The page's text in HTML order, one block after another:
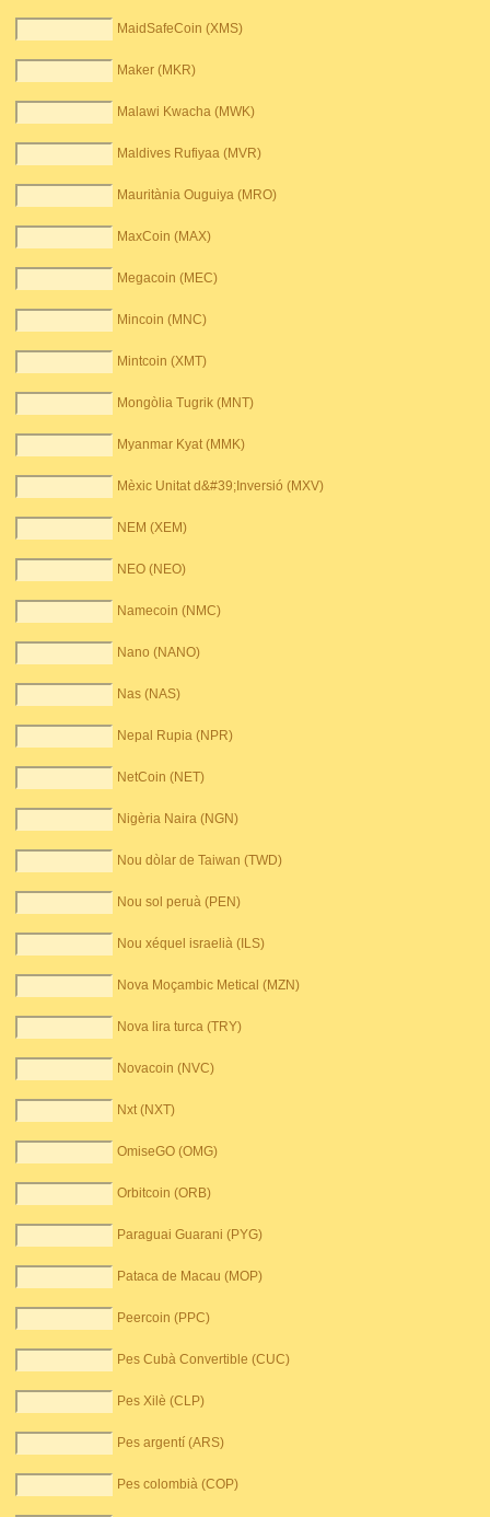
MaidSafeCoin (XMS)
Maker (MKR)
Malawi Kwacha (MWK)
Maldives Rufiyaa (MVR)
Mauritània Ouguiya (MRO)
MaxCoin (MAX)
Megacoin (MEC)
Mincoin (MNC)
Mintcoin (XMT)
Mongòlia Tugrik (MNT)
Myanmar Kyat (MMK)
Mèxic Unitat d&#39;Inversió (MXV)
NEM (XEM)
NEO (NEO)
Namecoin (NMC)
Nano (NANO)
Nas (NAS)
Nepal Rupia (NPR)
NetCoin (NET)
Nigèria Naira (NGN)
Nou dòlar de Taiwan (TWD)
Nou sol peruà (PEN)
Nou xéquel israelià (ILS)
Nova Moçambic Metical (MZN)
Nova lira turca (TRY)
Novacoin (NVC)
Nxt (NXT)
OmiseGO (OMG)
Orbitcoin (ORB)
Paraguai Guarani (PYG)
Pataca de Macau (MOP)
Peercoin (PPC)
Pes Cubà Convertible (CUC)
Pes Xilè (CLP)
Pes argentí (ARS)
Pes colombià (COP)